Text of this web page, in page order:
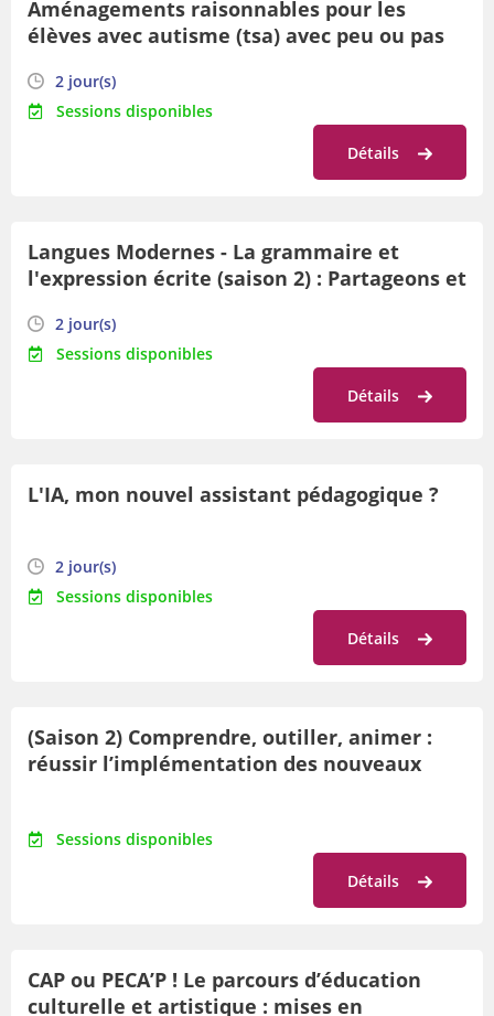
Aménagements raisonnables pour les
élèves avec autisme (tsa) avec peu ou pas
2 jour(s)
Sessions disponibles
Détails
Langues Modernes - La grammaire et
l'expression écrite (saison 2) : Partageons et
2 jour(s)
Sessions disponibles
Détails
L'IA, mon nouvel assistant pédagogique ?
2 jour(s)
Sessions disponibles
Détails
(Saison 2) Comprendre, outiller, animer :
réussir l’implémentation des nouveaux
Sessions disponibles
Détails
CAP ou PECA’P ! Le parcours d’éducation
culturelle et artistique : mises en